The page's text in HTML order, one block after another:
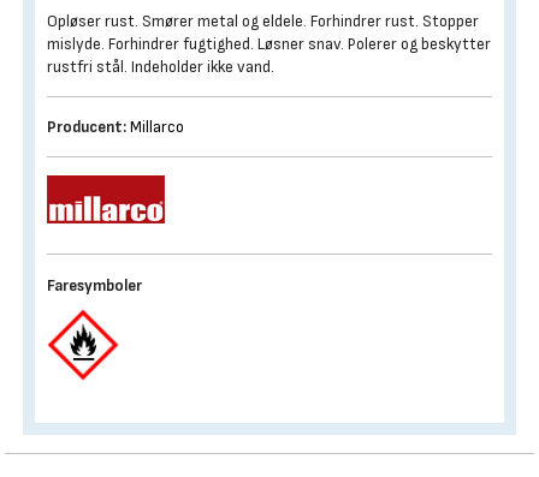
Opløser rust. Smører metal og eldele. Forhindrer rust. Stopper
mislyde. Forhindrer fugtighed. Løsner snav. Polerer og beskytter
rustfri stål. Indeholder ikke vand.
Producent:Millarco
Faresymboler